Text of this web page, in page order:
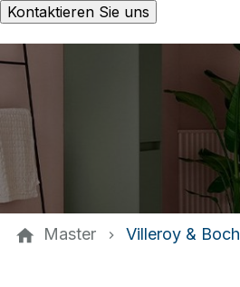
Kontaktieren Sie uns
Master Villeroy & Boch